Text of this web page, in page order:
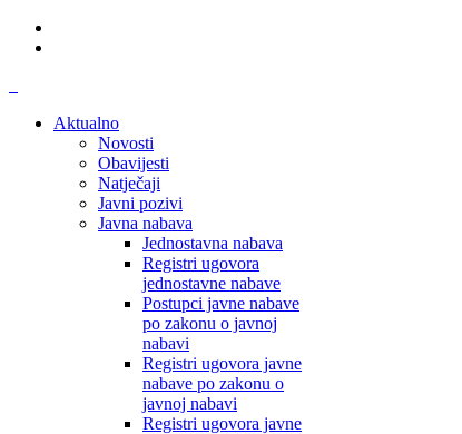
Aktualno
Novosti
Obavijesti
Natječaji
Javni pozivi
Javna nabava
Jednostavna nabava
Registri ugovora
jednostavne nabave
Postupci javne nabave
po zakonu o javnoj
nabavi
Registri ugovora javne
nabave po zakonu o
javnoj nabavi
Registri ugovora javne